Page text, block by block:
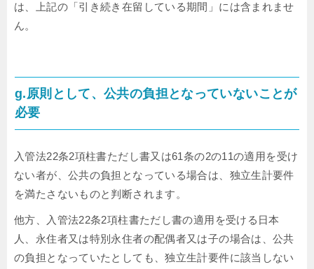
は、上記の「引き続き在留している期間」には含まれませ
ん。
g.原則として、公共の負担となっていないことが
必要
入管法22条2項柱書ただし書又は61条の2の11の適用を受け
ない者が、公共の負担となっている場合は、独立生計要件
を満たさないものと判断されます。
他方、入管法22条2項柱書ただし書の適用を受ける日本
人、永住者又は特別永住者の配偶者又は子の場合は、公共
の負担となっていたとしても、独立生計要件に該当しない